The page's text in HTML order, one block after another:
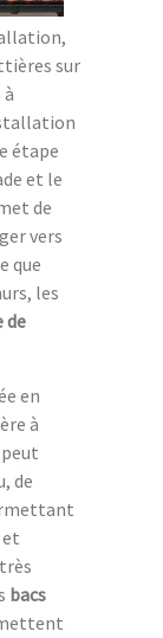
sur
étape
et le
de
vers
que
les
de
en
à
de
et
bacs